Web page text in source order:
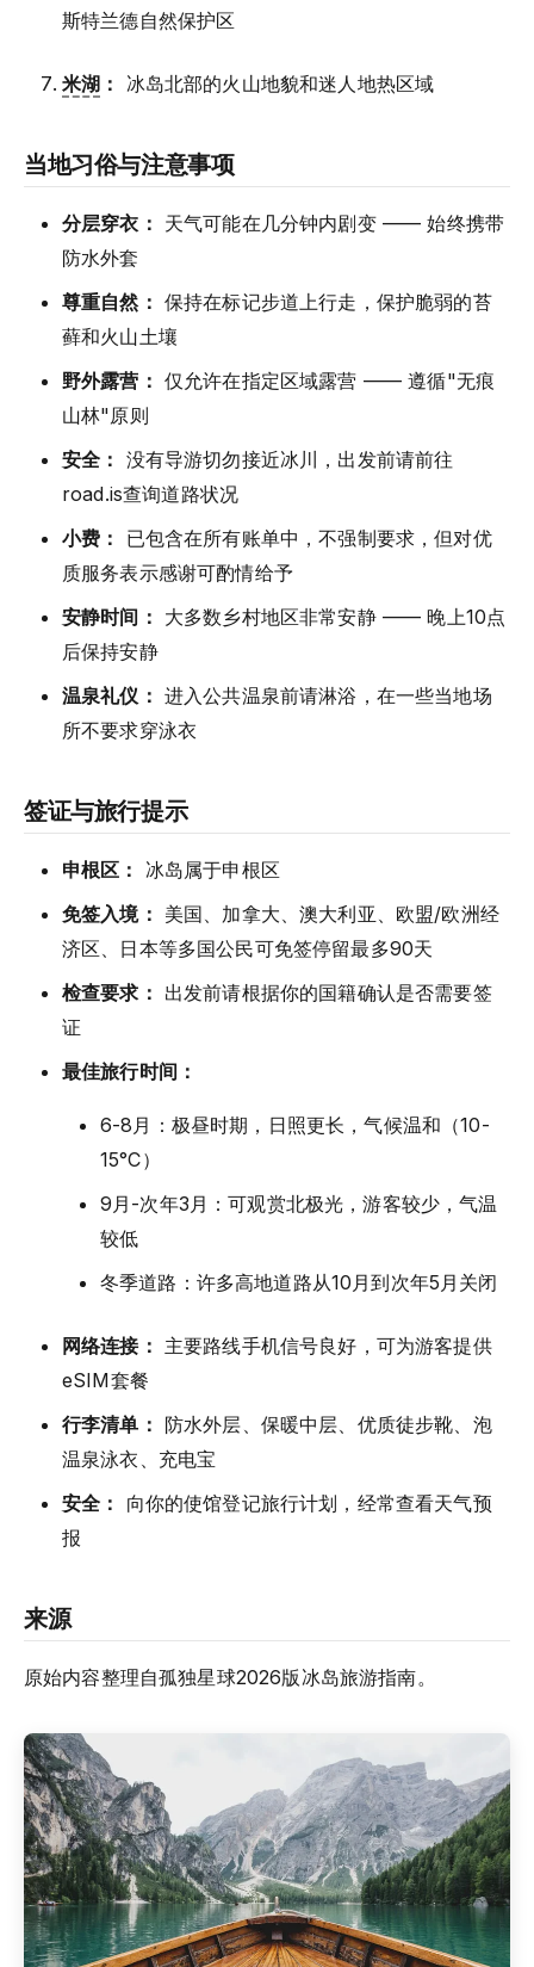
斯特兰德自然保护区
米湖 ： 冰岛北部的火山地貌和迷人地热区域
当地习俗与注意事项
分层穿衣： 天气可能在几分钟内剧变 —— 始终携带
防水外套
尊重自然： 保持在标记步道上行走，保护脆弱的苔
藓和火山土壤
野外露营： 仅允许在指定区域露营 —— 遵循"无痕
山林"原则
安全： 没有导游切勿接近冰川，出发前请前往
road.is查询道路状况
小费：
已包含在所有账单中，不强制要求，但对优
质服务表示感谢可酌情给予
安静时间： 大多数乡村地区非常安静 —— 晚上10点
后保持安静
温泉礼仪： 进入公共温泉前请淋浴，在一些当地场
所不要求穿泳衣
签证与旅行提示
申根区：
冰岛属于申根区
免签入境： 美国、加拿大、澳大利亚、欧盟/欧洲经
济区、日本等多国公民可免签停留最多90天
检查要求： 出发前请根据你的国籍确认是否需要签
证
最佳旅行时间：
6-8月：极昼时期，日照更长，气候温和（10-
15°C）
9月-次年3月：可观赏北极光，游客较少，气温
较低
冬季道路：许多高地道路从10月到次年5月关闭
网络连接： 主要路线手机信号良好，可为游客提供
eSIM套餐
行李清单： 防水外层、保暖中层、优质徒步靴、泡
温泉泳衣、充电宝
安全：
向你的使馆登记旅行计划，经常查看天气预
报
来源
原始内容整理自孤独星球2026版冰岛旅游指南。